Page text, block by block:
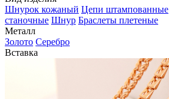
Шнурок кожаный Цепи штампованные
станочные Шнур Браслеты плетеные
Металл
Золото Серебро
Вставка